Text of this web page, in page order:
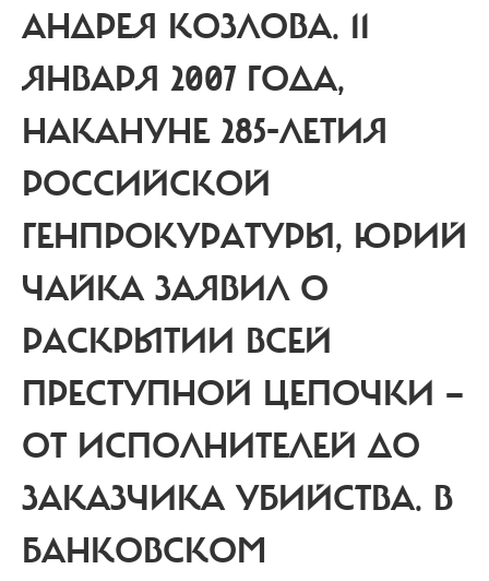
АНДРЕЯ КОЗЛОВА. 11
ЯНВАРЯ 2007 ГОДА,
НАКАНУНЕ 285-ЛЕТИЯ
РОССИЙСКОЙ
ГЕНПРОКУРАТУРЫ, ЮРИЙ
ЧАЙКА ЗАЯВИЛ О
РАСКРЫТИИ ВСЕЙ
ПРЕСТУПНОЙ ЦЕПОЧКИ —
ОТ ИСПОЛНИТЕЛЕЙ ДО
ЗАКАЗЧИКА УБИЙСТВА. В
БАНКОВСКОМ